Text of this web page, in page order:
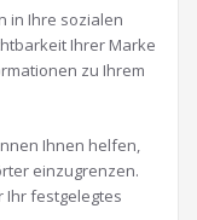
in Ihre sozialen
Ihrer Marke
zu Ihrem
Ihnen helfen,
einzugrenzen.
Ihr festgelegtes